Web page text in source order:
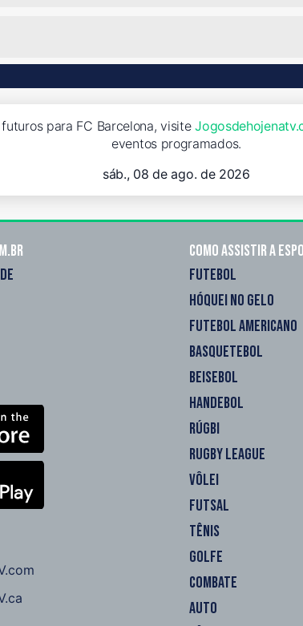
para FC Barcelona, visite
eventos programados.
sáb., 08 de ago. de 2026
Como assistir a
FUTEBOL
HÓQUEI NO GELO
FUTEBOL AMERICANO
BASQUETEBOL
BEISEBOL
HANDEBOL
RÚGBI
RUGBY LEAGUE
VÔLEI
FUTSAL
TÊNIS
GOLFE
COMBATE
AUTO